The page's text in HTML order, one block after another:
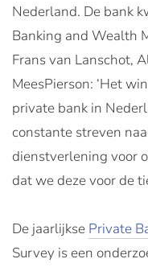
Nederland. De bank
Banking and Wealth
Frans van Lanschot,
MeesPierson: ‘Het
private bank in
constante streven
dienstverlening voor
dat we deze voor de
De jaarlijkse Private
Survey is een